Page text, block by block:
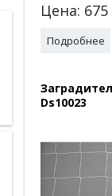
Цена: 675
Подробнее
Ds10023